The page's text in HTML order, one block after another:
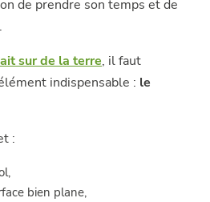
de prendre son temps et de
sur de la terre, il faut
indispensable : le
:
bien plane,